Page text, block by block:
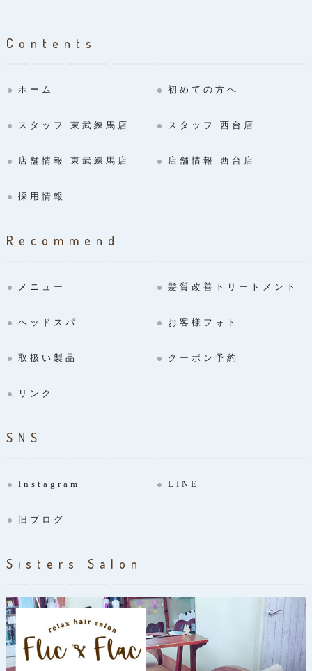
Contents
ホーム 初めての方へ
スタッフ 東武練馬店 スタッフ 西台店
店舗情報 東武練馬店 店舗情報 西台店
採用情報
Recommend
メニュー 髪質改善トリートメント
ヘッドスパ お客様フォト
取扱い製品 クーポン予約
リンク
SNS
Instagram LINE
旧ブログ
Sisters Salon